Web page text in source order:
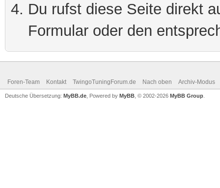
Du rufst diese Seite direkt
Formular oder den
Foren-Team Kontakt TwingoTuningForum.de Nach oben Archiv-Modus
Deutsche Übersetzung: MyBB.de , Powered by MyBB , © 2002-2026 MyBB Group